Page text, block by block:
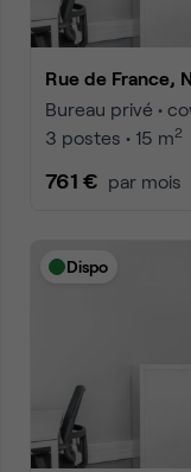
Rue de France,
Bureau privé •
3 postes • 15 m2
761 € par mois
Dispo